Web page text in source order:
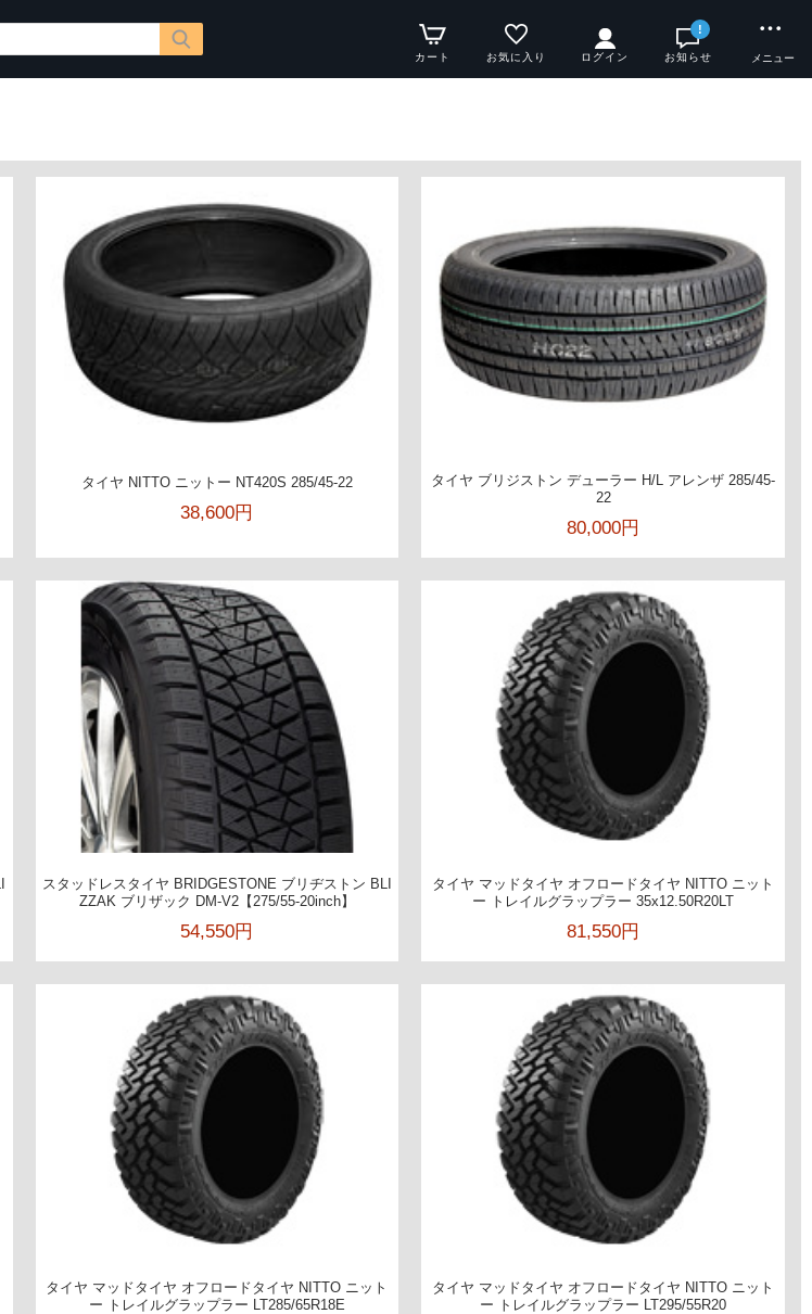
カート お気に入り ログイン
!
お知らせ メニュー
タイヤ NITTO ニットー NT420S 285/45-22
38,600円
タイヤ ブリジストン デューラー H/L アレンザ 285/45-
22
80,000円
スタッドレスタイヤ BRIDGESTONE ブリヂストン BLI
ZZAK ブリザック DM-V2【275/55-20inch】
54,550円
タイヤ マッドタイヤ オフロードタイヤ NITTO ニット
ー トレイルグラップラー 35x12.50R20LT
81,550円
タイヤ マッドタイヤ オフロードタイヤ NITTO ニット
ー トレイルグラップラー LT285/65R18E
タイヤ マッドタイヤ オフロードタイヤ NITTO ニット
ー トレイルグラップラー LT295/55R20